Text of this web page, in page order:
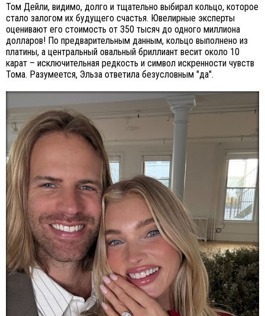
Том Дейли, видимо, долго и тщательно выбирал кольцо, которое
стало залогом их будущего счастья. Ювелирные эксперты
оценивают его стоимость от 350 тысяч до одного миллиона
долларов! По предварительным данным, кольцо выполнено из
платины, а центральный овальный бриллиант весит около 10
карат – исключительная редкость и символ искренности чувств
Тома. Разумеется, Эльза ответила безусловным "да".